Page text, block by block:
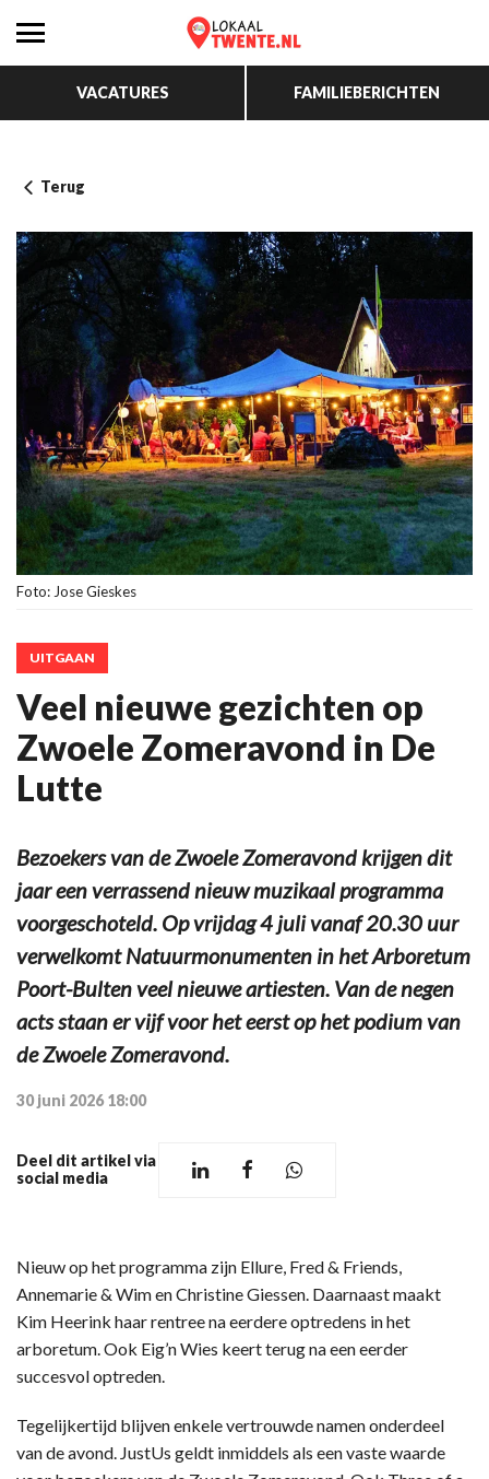
VACATURES FAMILIEBERICHTEN
Terug
Foto: Jose Gieskes
UITGAAN
Veel nieuwe gezichten op
Zwoele Zomeravond in De
Lutte
Bezoekers van de Zwoele Zomeravond krijgen dit
jaar een verrassend nieuw muzikaal programma
voorgeschoteld. Op vrijdag 4 juli vanaf 20.30 uur
verwelkomt Natuurmonumenten in het Arboretum
Poort-Bulten veel nieuwe artiesten. Van de negen
acts staan er vijf voor het eerst op het podium van
de Zwoele Zomeravond.
30 juni 2026 18:00
Deel dit artikel via
social media
Nieuw op het programma zijn Ellure, Fred & Friends,
Annemarie & Wim en Christine Giessen. Daarnaast maakt
Kim Heerink haar rentree na eerdere optredens in het
arboretum. Ook Eig’n Wies keert terug na een eerder
succesvol optreden.
Tegelijkertijd blijven enkele vertrouwde namen onderdeel
van de avond. JustUs geldt inmiddels als een vaste waarde